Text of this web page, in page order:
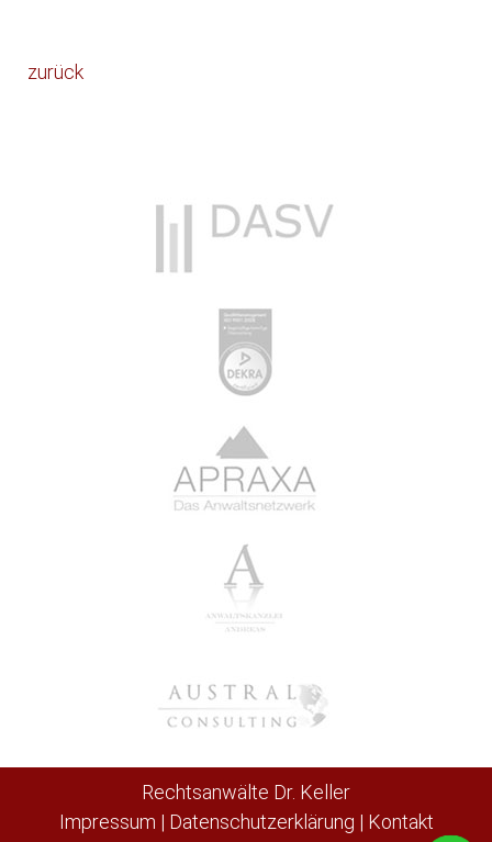
zurück
Rechtsanwälte Dr. Keller
Impressum | Datenschutzerklärung | Kontakt